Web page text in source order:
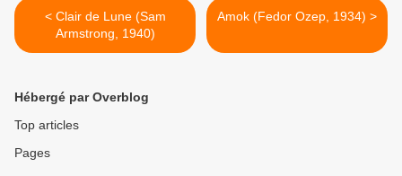
< Clair de Lune (Sam
Armstrong, 1940)
Amok (Fedor Ozep, 1934) >
Hébergé par Overblog
Top articles
Pages